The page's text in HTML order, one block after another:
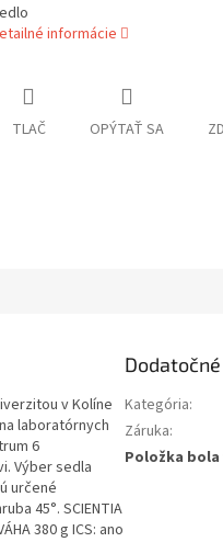
informácie
TLAČ OPÝTAŤ SA
v Kolíne
laboratórnych
6
Výber sedla
určené
45°. SCIENTIA
380 g ICS: ano
Kategória:
Záruka:
Položka